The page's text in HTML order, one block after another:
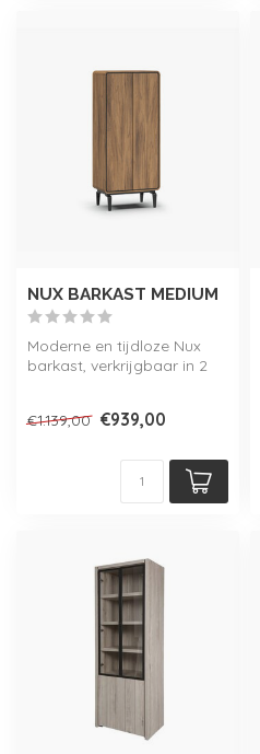
NUX BARKAST MEDIUM
Moderne en tijdloze Nux
barkast, verkrijgbaar in 2
€1.139,00 €939,00